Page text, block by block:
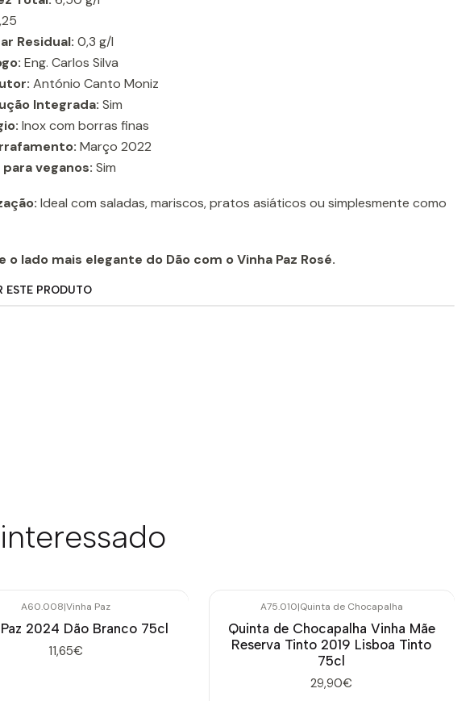
Residual: 0,3 g/l
Eng. Carlos Silva
António Canto Moniz
Integrada: Sim
Inox com borras finas
Março 2022
veganos: Sim
Ideal com saladas, mariscos, pratos asiáticos ou simplesmente como
o lado mais elegante do Dão com o Vinha Paz Rosé.
ESTE PRODUTO
A60.008|Vinha Paz
2024 Dão Branco 75cl
11,65€
A75.010|Quinta de Chocapalha
Quinta de Chocapalha Vinha Mãe
Reserva Tinto 2019 Lisboa Tinto
75cl
29,90€